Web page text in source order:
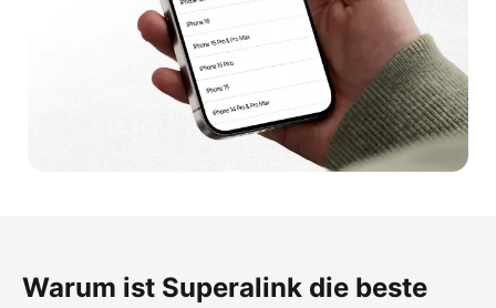
Warum ist Superalink die beste